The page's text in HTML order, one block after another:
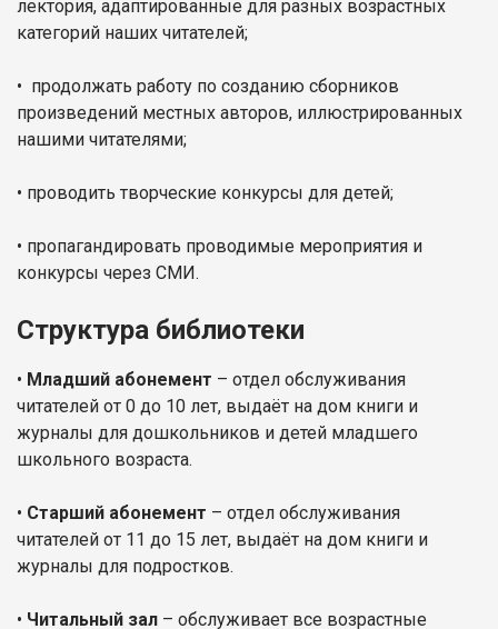
лектория, адаптированные для разных возрастных
категорий наших читателей;
• продолжать работу по созданию сборников
произведений местных авторов, иллюстрированных
нашими читателями;
• проводить творческие конкурсы для детей;
• пропагандировать проводимые мероприятия и
конкурсы через СМИ.
Структура библиотеки
• Младший абонемент – отдел обслуживания
читателей от 0 до 10 лет, выдаёт на дом книги и
журналы для дошкольников и детей младшего
школьного возраста.
• Старший абонемент – отдел обслуживания
читателей от 11 до 15 лет, выдаёт на дом книги и
журналы для подростков.
• Читальный зал – обслуживает все возрастные